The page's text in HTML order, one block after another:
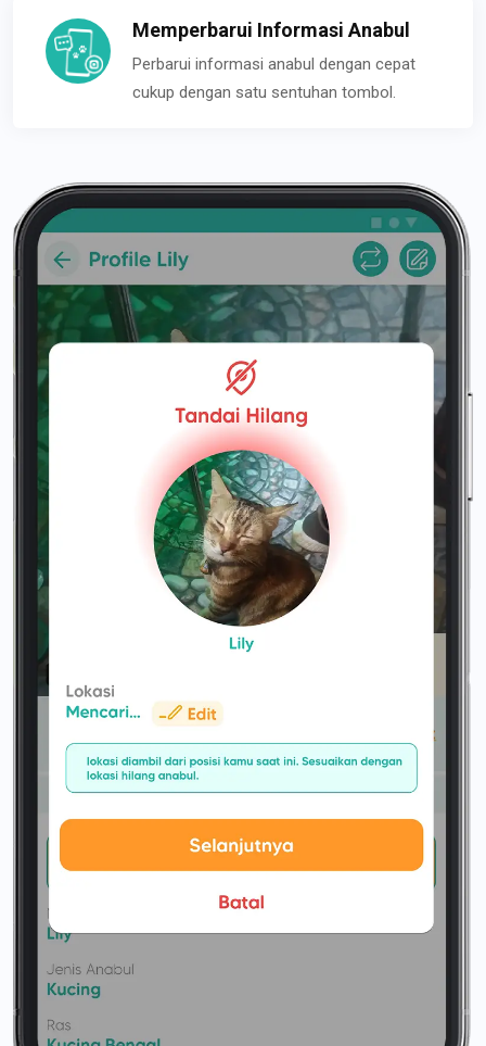
Memperbarui Informasi Anabul
Perbarui informasi anabul dengan cepat
cukup dengan satu sentuhan tombol.